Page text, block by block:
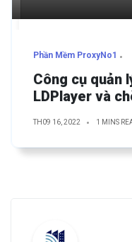
Phần Mềm ProxyNo1
Công cụ quản
LDPlayer và
TH09 16, 2022 1 MINS